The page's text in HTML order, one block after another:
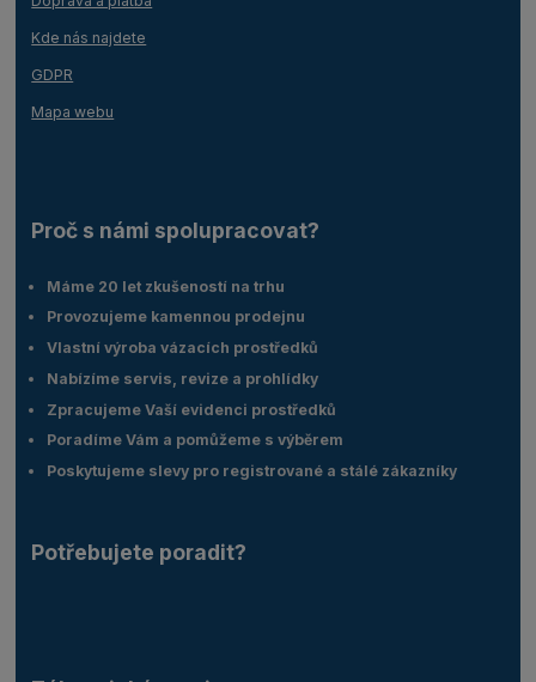
Kde nás najdete
GDPR
Mapa webu
Proč s námi spolupracovat?
Máme 20 let zkušeností na trhu
Provozujeme kamennou prodejnu
Vlastní výroba vázacích prostředků
Nabízíme servis, revize a prohlídky
Zpracujeme Vaší evidenci prostředků
Poradíme Vám a pomůžeme s výběrem
Poskytujeme slevy pro registrované a stálé zákazníky
Potřebujete poradit?